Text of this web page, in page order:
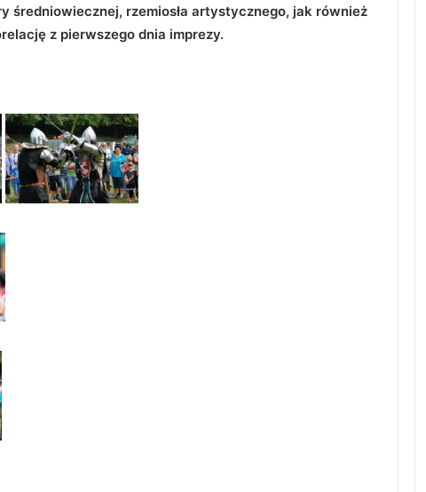
średniowiecznej, rzemiosła artystycznego, jak również
z pierwszego dnia imprezy.